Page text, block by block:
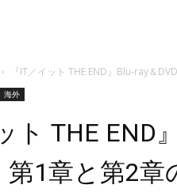
『IT／イット THE END』Blu-ray＆
海外
ト THE END
第1章と第2